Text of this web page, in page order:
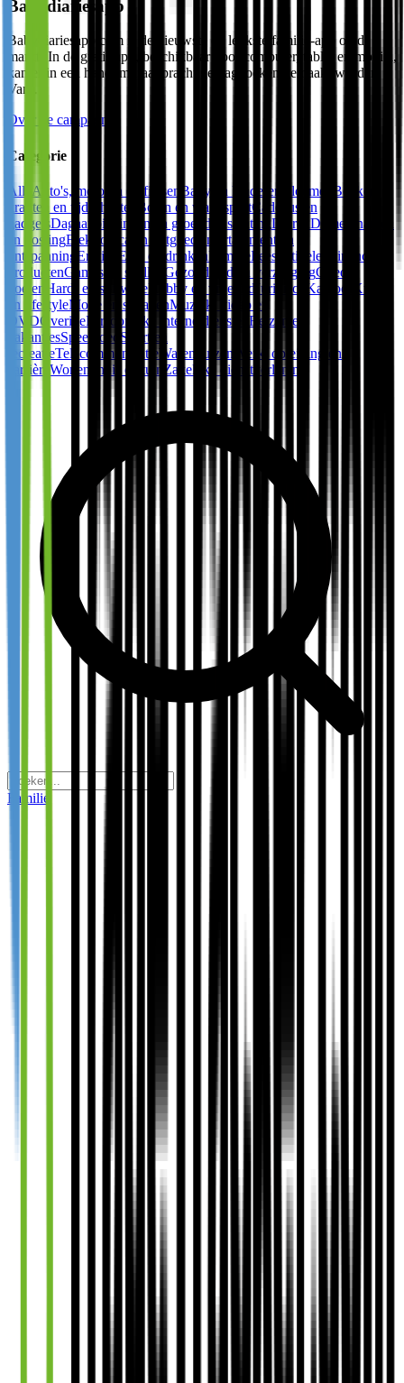
Babydiariesapp
Babydiariesapp.com is de nieuwste en leukste familie-app op de
markt! In de gratis app, beschikbaar voor computer, tablet en mobiel,
kan er in een handomdraai prachtige dagboeken gemaakt worden.
Van …
Over de campagne
Categorie
Alle Auto's, motoren en fietsen Baby en kinderen Bloemen
Boeken,
kranten en tijdschriften
Boten en watersportCadeaus en
gadgetsDagaanbiedingen en groepdeals DatingDieren Domeinnamen
en hostingElektronica en witgoed
Entertainment en
ontspanning Erotiek Eten en drinkenFamilieFeestartikelen
Financiële
productenGames en spellen Gezondheid en verzorgingGoede
doelen Hard- en softwareHobby en vrije tijd Juridisch Kantoor
Kunst
en lifestyleMode en sieradenMuziek, video en
DVDOverigePersoonlijke internetdiensten Reizen en
vakantiesSpeelgoed Sport en
recreatieTelecommunicatie Warenhuizen
Werk, opleiding en
carrière Wonen, huis en tuin Zakelijke dienstverlening
Familie